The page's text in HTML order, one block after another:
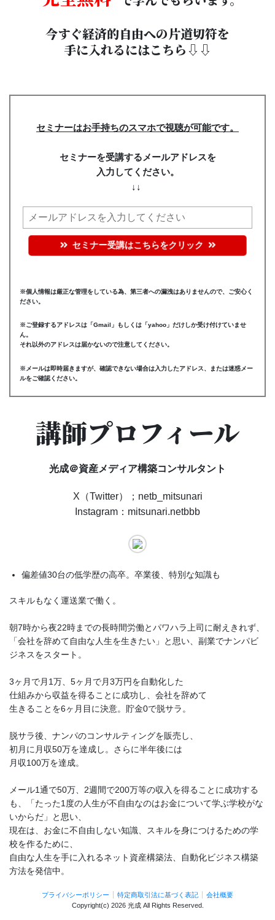
今すぐ経済的自由への片道切符を
手に入れるにはこちら⇩⇩
セミナーはお手持ちのスマホで視聴が可能です。
セミナーを受講するメールアドレスを
入力してください。
↓↓
セミナー受講はこちらをクリック
※個人情報は厳正な管理をしている為、第三者への漏洩はありませんので、ご安心く
ださい。
※ご登録するアドレスは「Gmail」もしくは「yahoo」だけしか受け付けていませ
ん。
それ以外のアドレスは届かないので注意してください。
※メールは即時届きますが、確認できない場合は入力したアドレス、または迷惑メー
ルをご確認ください。
講師プロフィール
光成＠資産メディア構築コンサルタント
X（Twitter）；netb_mitsunari
Instagram：mitsunari.netbbb
偏差値30台の低学歴の高卒。卒業後、特別な知識も
スキルもなく運送業で働く。
朝7時から夜22時までの長時間労働とパワハラ上司に耐えきれず、
「会社を辞めて自由な人生を生きたい」と思い、副業でナンパビ
ジネスをスタート。
3ヶ月で月1万、5ヶ月で月3万円を自動化した
仕組みから収益を得ることに成功し、会社を辞めて
生きることを6ヶ月目に決意。貯金0で脱サラ。
脱サラ後、ナンパのコンサルティングを販売し、
初月に月収50万を達成し。さらに半年後には
月収100万を達成。
メール1通で50万、2週間で200万等の収入を得ることに成功する
も、「たった1度の人生が不自由なのはお金について学ぶ学校がな
いからだ」と思い、
現在は、お金に不自由しない知識、スキルを身につけるための学
校を作るために、
自由な人生を手に入れるネット資産構築法、自動化ビジネス構築
方法を発信中。
プライバシーポリシー 特定商取引法に基づく表記
会社概要
Copyright(c) 2026 光成All Rights Reserved.